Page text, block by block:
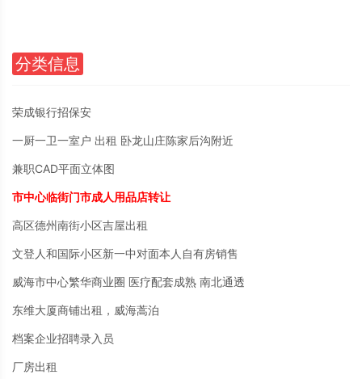
分类信息
荣成银行招保安
一厨一卫一室户 出租 卧龙山庄陈家后沟附近
兼职CAD平面立体图
市中心临街门市成人用品店转让
高区德州南街小区吉屋出租
文登人和国际小区新一中对面本人自有房销售
威海市中心繁华商业圈 医疗配套成熟 南北通透
东维大厦商铺出租，威海蒿泊
档案企业招聘录入员
厂房出租